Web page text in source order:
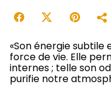
«Son énergie subtile
force de vie. Elle
internes ; telle son
purifie notre